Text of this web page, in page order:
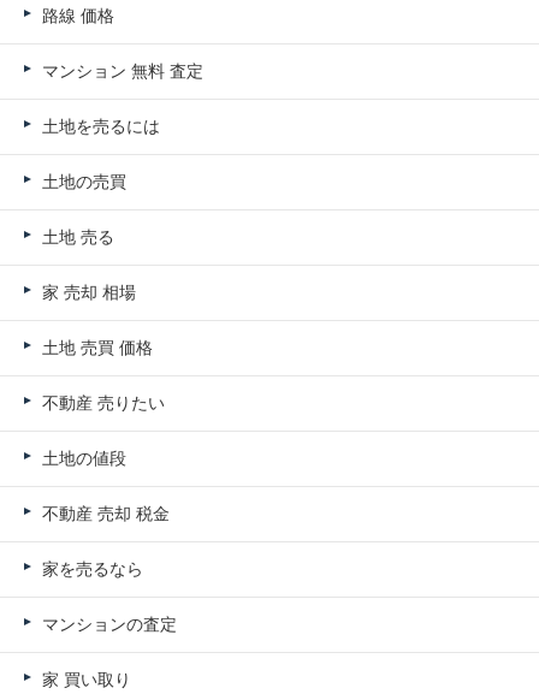
路線 価格
マンション 無料 査定
土地を売るには
土地の売買
土地 売る
家 売却 相場
土地 売買 価格
不動産 売りたい
土地の値段
不動産 売却 税金
家を売るなら
マンションの査定
家 買い取り